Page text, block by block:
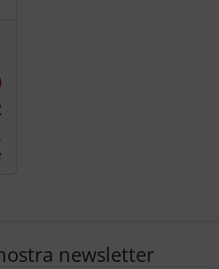
newsletter